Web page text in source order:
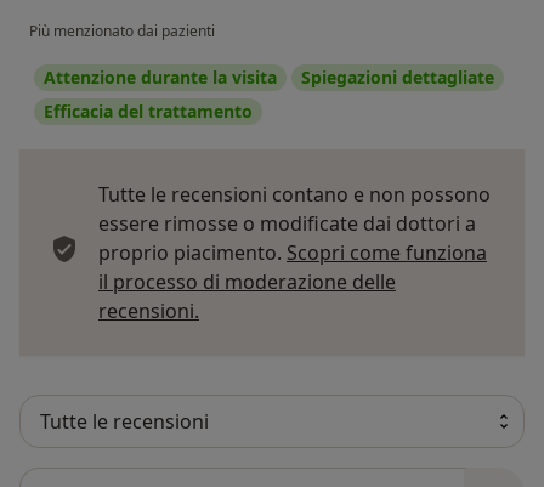
Più menzionato dai pazienti
Attenzione durante la visita
Spiegazioni dettagliate
Efficacia del trattamento
Tutte le recensioni contano e non possono
essere rimosse o modificate dai dottori a
proprio piacimento. Scopri come funziona
il processo di moderazione delle
recensioni.
Cerca nelle recensioni